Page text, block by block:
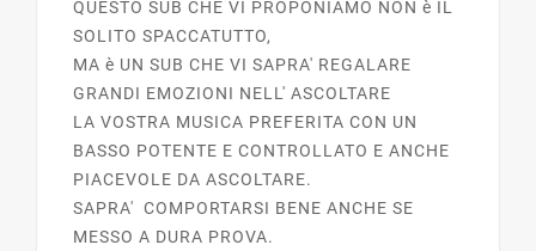
QUESTO SUB CHE VI PROPONIAMO NON è IL
SOLITO SPACCATUTTO,
MA è UN SUB CHE VI SAPRA' REGALARE
GRANDI EMOZIONI NELL' ASCOLTARE
LA VOSTRA MUSICA PREFERITA CON UN
BASSO POTENTE E CONTROLLATO E ANCHE
PIACEVOLE DA ASCOLTARE.
SAPRA' COMPORTARSI BENE ANCHE SE
MESSO A DURA PROVA.